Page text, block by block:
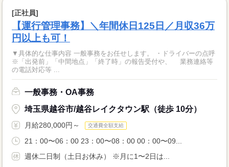
[正社員]
【運行管理事務】＼年間休日125日／月収36万
円以上も可！
▼具体的な仕事内容 一般事務をお任せします。 ・ドライバーの点呼
※「出発前」「中間地点」「終了時」の報告受付や、 業務連絡等
の電話対応等 ...
一般事務・OA事務
埼玉県越谷市/越谷レイクタウン駅（徒歩 10分）
月給280,000円～ 交通費全額支給
21：00〜06：00 23：00〜08：00 00：00〜09...
週休二日制（土日お休み） ※月に1〜2日は...